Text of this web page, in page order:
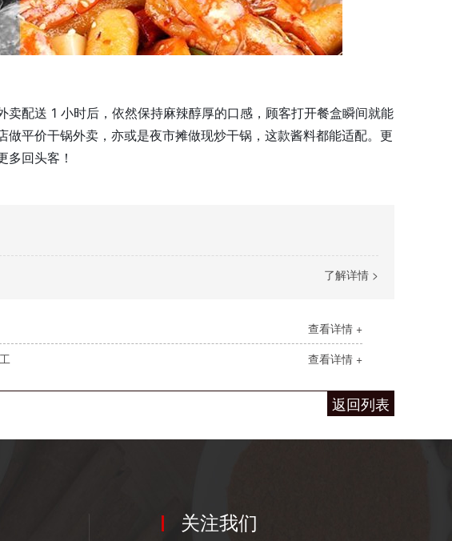
卖配送 1 小时后，依然保持麻辣醇厚的口感，顾客打开餐盒瞬间就能
平价干锅外卖，亦或是夜市摊做现炒干锅，这款酱料都能适配。更
多回头客！
了解详情 >
查看详情 +
查看详情 +
返回列表
关注我们